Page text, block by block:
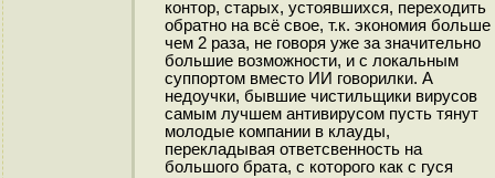
контор, старых, устоявшихся, переходить
обратно на всё свое, т.к. экономия больше
чем 2 раза, не говоря уже за значительно
большие возможности, и с локальным
суппортом вместо ИИ говорилки. А
недоучки, бывшие чистильщики вирусов
самым лучшем антивирусом пусть тянут
молодые компании в клауды,
перекладывая ответсвенность на
большого брата, с которого как с гуся